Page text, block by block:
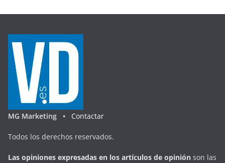
MG Marketing • Contactar
Todos los derechos reservados.
Las opiniones expresadas en los artículos de opinión son las